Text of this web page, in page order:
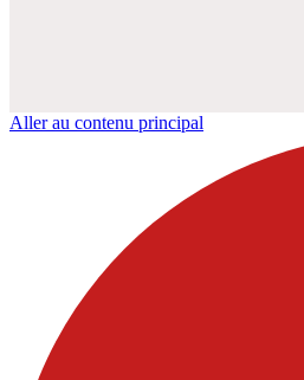
Aller au contenu principal